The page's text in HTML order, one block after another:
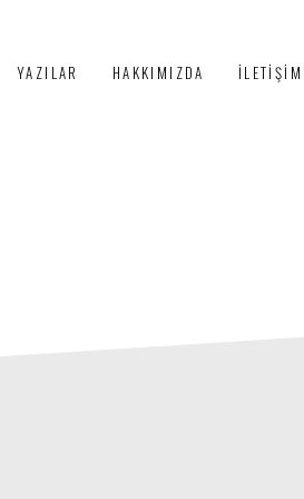
PÜRTELAŞ
YAZILAR HAKKIMIZDA İLETIŞIM